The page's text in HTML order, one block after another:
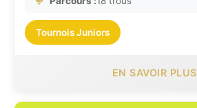
Tournois Juniors
EN SAVOIR PLUS